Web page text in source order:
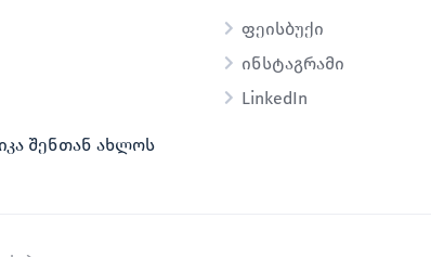
შენთან ახლოს
ფეისბუქი
ინსტაგრამი
LinkedIn